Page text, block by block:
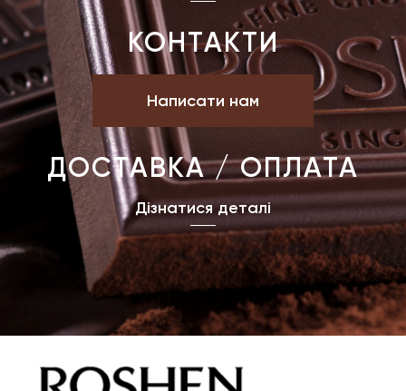
КОНТАКТИ
Написати нам
ДОСТАВКА / ОПЛАТА
Дізнатися деталі